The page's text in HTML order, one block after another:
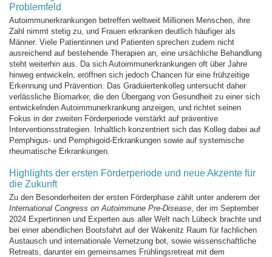
Problemfeld
Autoimmunerkrankungen betreffen weltweit Millionen Menschen, ihre
Zahl nimmt stetig zu, und Frauen erkranken deutlich häufiger als
Männer. Viele Patientinnen und Patienten sprechen zudem nicht
ausreichend auf bestehende Therapien an, eine ursächliche Behandlung
steht weiterhin aus. Da sich Autoimmunerkrankungen oft über Jahre
hinweg entwickeln, eröffnen sich jedoch Chancen für eine frühzeitige
Erkennung und Prävention. Das Graduiertenkolleg untersucht daher
verlässliche Biomarker, die den Übergang von Gesundheit zu einer sich
entwickelnden Autoimmunerkrankung anzeigen, und richtet seinen
Fokus in der zweiten Förderperiode verstärkt auf präventive
Interventionsstrategien. Inhaltlich konzentriert sich das Kolleg dabei auf
Pemphigus- und Pemphigoid-Erkrankungen sowie auf systemische
rheumatische Erkrankungen.
Highlights der ersten Förderperiode und neue Akzente für
die Zukunft
Zu den Besonderheiten der ersten Förderphase zählt unter anderem der
International Congress on Autoimmune Pre-Disease, der im September
2024 Expertinnen und Experten aus aller Welt nach Lübeck brachte und
bei einer abendlichen Bootsfahrt auf der Wakenitz Raum für fachlichen
Austausch und internationale Vernetzung bot, sowie wissenschaftliche
Retreats, darunter ein gemeinsames Frühlingsretreat mit dem